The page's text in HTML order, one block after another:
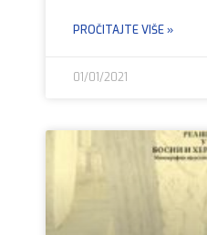
PROČITAJTE VIŠE »
01/01/2021